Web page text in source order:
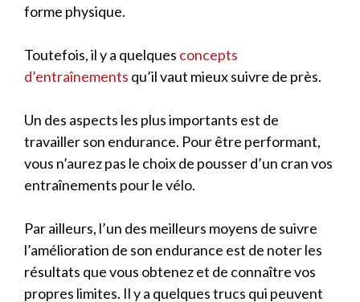
forme physique.
Toutefois, il y a quelques concepts
d’entraînements qu’il vaut mieux suivre de près.
Un des aspects les plus importants est de
travailler son endurance. Pour être performant,
vous n’aurez pas le choix de pousser d’un cran vos
entraînements pour le vélo.
Par ailleurs, l’un des meilleurs moyens de suivre
l’amélioration de son endurance est de noter les
résultats que vous obtenez et de connaître vos
propres limites. Il y a quelques trucs qui peuvent